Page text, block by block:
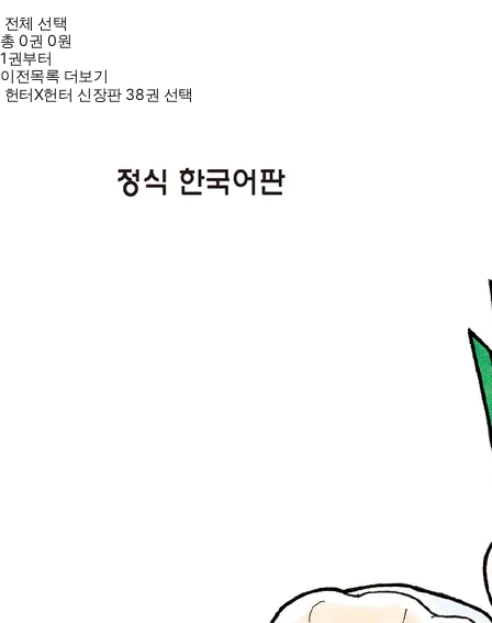
전체 선택
총0권 0원
1권부터
이전목록 더보기
헌터X헌터 신장판 38권 선택